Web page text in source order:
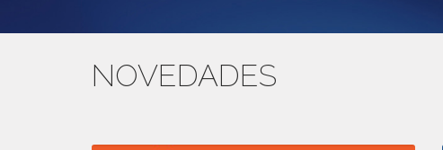
NOVEDADES